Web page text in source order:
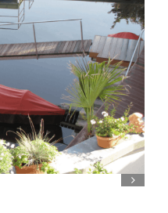
Partner
Kontakt
Journal